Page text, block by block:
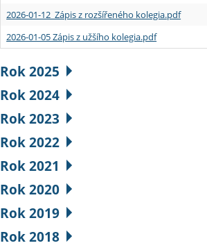
2026-01-12 Zápis z rozšířeného kolegia.pdf
2026-01-05 Zápis z užšího kolegia.pdf
Rok 2025
Rok 2024
Rok 2023
Rok 2022
Rok 2021
Rok 2020
Rok 2019
Rok 2018